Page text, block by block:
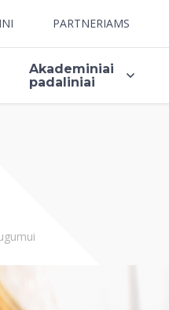
PARTNERIAMS
Akademiniai
padaliniai